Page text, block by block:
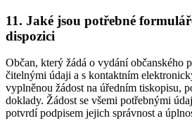
11. Jaké jsou potřebné
dispozici
Občan, který žádá o vydání občanského
čitelnými údaji a s kontaktním
vyplněnou žádost na úředním tiskopisu,
doklady. Žádost se všemi potřebnými
potvrdí podpisem jejich správnost a